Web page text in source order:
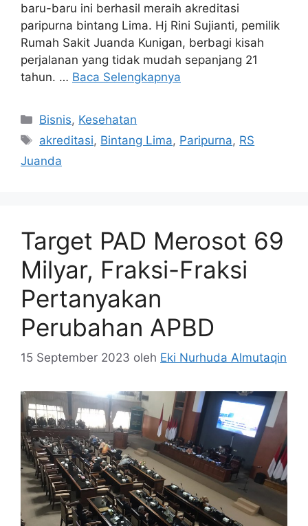
baru-baru ini berhasil meraih akreditasi
paripurna bintang Lima. Hj Rini Sujianti, pemilik
Rumah Sakit Juanda Kunigan, berbagi kisah
perjalanan yang tidak mudah sepanjang 21
tahun. … Baca Selengkapnya
Kategori
Bisnis, Kesehatan
Tag
akreditasi, Bintang Lima, Paripurna, RS
Juanda
Target PAD Merosot 69
Milyar, Fraksi-Fraksi
Pertanyakan
Perubahan APBD
15 September 2023 oleh Eki Nurhuda Almutaqin